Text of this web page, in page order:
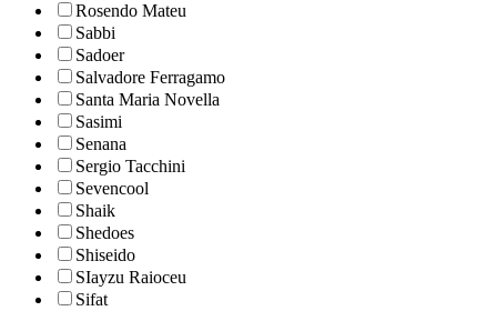
Rosendo Mateu
Sabbi
Sadoer
Salvadore Ferragamo
Santa Maria Novella
Sasimi
Senana
Sergio Tacchini
Sevencool
Shaik
Shedoes
Shiseido
SIayzu Raioceu
Sifat